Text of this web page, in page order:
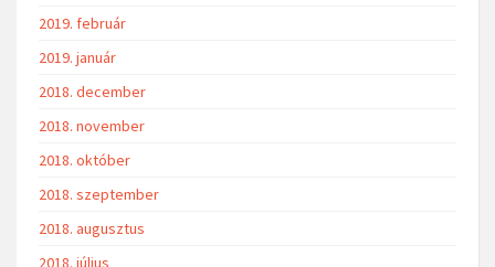
2019. február
2019. január
2018. december
2018. november
2018. október
2018. szeptember
2018. augusztus
2018. július